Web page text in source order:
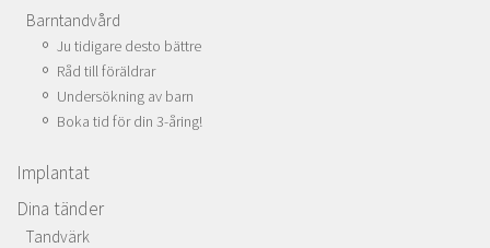
Barntandvård
Ju tidigare desto bättre
Råd till föräldrar
Undersökning av barn
Boka tid för din 3-åring!
Implantat
Dina tänder
Tandvärk